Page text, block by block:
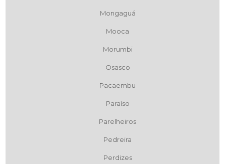
Mongaguá
Mooca
Morumbi
Osasco
Pacaembu
Paraíso
Parelheiros
Pedreira
Perdizes